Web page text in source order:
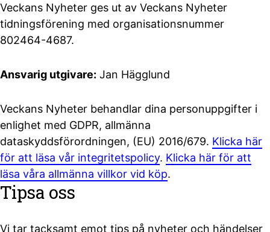
Veckans Nyheter ges ut av Veckans Nyheter
tidningsförening med organisationsnummer
802464-4687.
Ansvarig utgivare: Jan Hägglund
Veckans Nyheter behandlar dina personuppgifter i
enlighet med GDPR, allmänna
dataskyddsförordningen, (EU) 2016/679. Klicka här
för att läsa vår integritetspolicy. Klicka här för att
läsa våra allmänna villkor vid köp.
Tipsa oss
Vi tar tacksamt emot tips på nyheter och händelser